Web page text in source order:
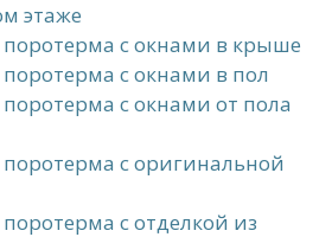
этаже
с окнами в крыше
с окнами в пол
с окнами от пола
с оригинальной
с отделкой из